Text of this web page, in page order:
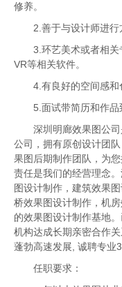
修养。
2.善于与设计师进行
3.环艺美术或者相关
VR等相关软件。
4.有良好的空间感
5.面试带简历和作品
深圳明廊效果图公
公司，拥有原创设计团
果图后期制作团队，为
责任是我们的经营理念
图设计制作，建筑效果
桥效果图设计制作，机
的效果图设计制作基地
机构达成长期亲密合作
蓬勃高速发展, 诚聘专业
任职要求：